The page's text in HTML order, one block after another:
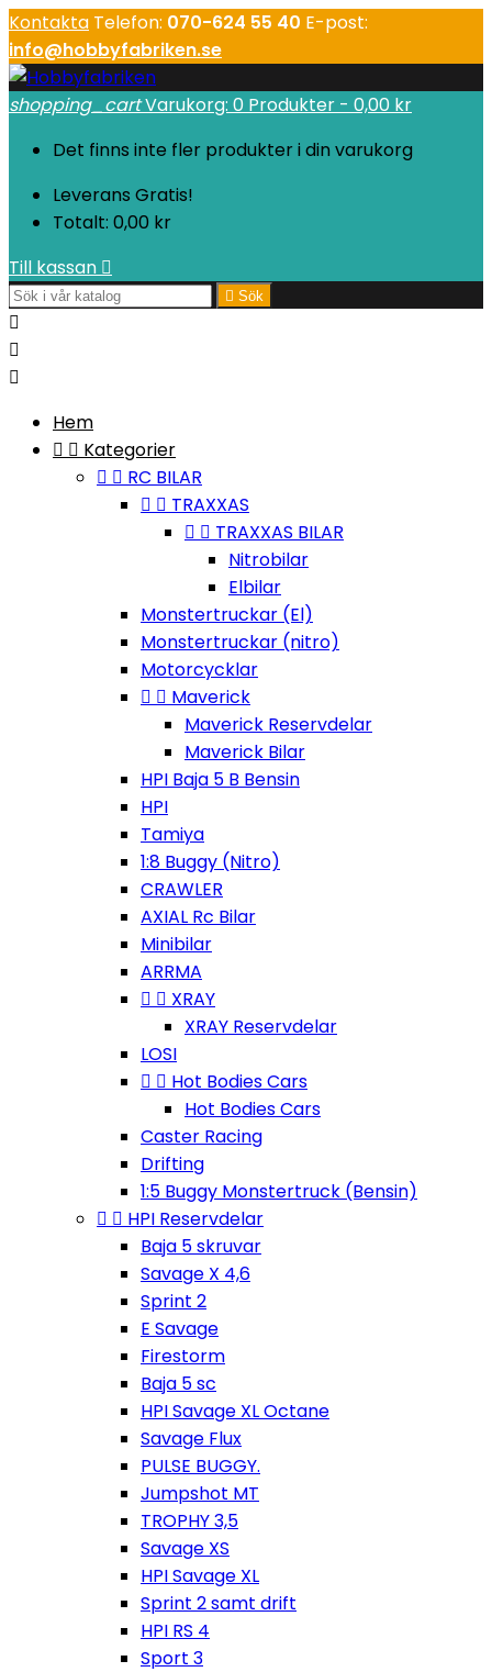
Kontakta Telefon: 070-624 55 40 E-post:
info@hobbyfabriken.se
shopping_cartVarukorg: 0 Produkter - 0,00 kr
Det finns inte fler produkter i din varukorg
Leverans Gratis!
Totalt: 0,00 kr
Till kassan 
 Sök



Hem
  Kategorier
  RC BILAR
  TRAXXAS
  TRAXXAS BILAR
Nitrobilar
Elbilar
Monstertruckar (El)
Monstertruckar (nitro)
Motorcycklar
  Maverick
Maverick Reservdelar
Maverick Bilar
HPI Baja 5 B Bensin
HPI
Tamiya
1:8 Buggy (Nitro)
CRAWLER
AXIAL Rc Bilar
Minibilar
ARRMA
  XRAY
XRAY Reservdelar
LOSI
  Hot Bodies Cars
Hot Bodies Cars
Caster Racing
Drifting
1:5 Buggy Monstertruck (Bensin)
  HPI Reservdelar
Baja 5 skruvar
Savage X 4,6
Sprint 2
E Savage
Firestorm
Baja 5 sc
HPI Savage XL Octane
Savage Flux
PULSE BUGGY.
Jumpshot MT
TROPHY 3,5
Savage XS
HPI Savage XL
Sprint 2 samt drift
HPI RS 4
Sport 3